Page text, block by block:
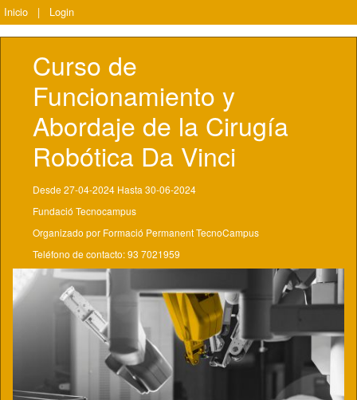
Inicio | Login
Curso de
Funcionamiento y
Abordaje de la Cirugía
Robótica Da Vinci
Desde 27-04-2024 Hasta 30-06-2024
Fundació Tecnocampus
Organizado por Formació Permanent TecnoCampus
Teléfono de contacto: 93 7021959